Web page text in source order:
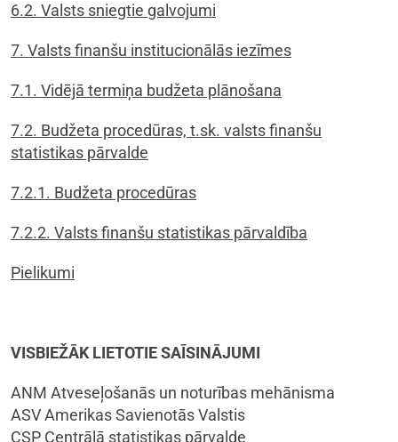
6.2. Valsts sniegtie galvojumi
7. Valsts finanšu institucionālās iezīmes
7.1. Vidējā termiņa budžeta plānošana
7.2. Budžeta procedūras, t.sk. valsts finanšu
statistikas pārvalde
7.2.1. Budžeta procedūras
7.2.2. Valsts finanšu statistikas pārvaldība
Pielikumi
VISBIEŽĀK LIETOTIE SAĪSINĀJUMI
ANM Atveseļošanās un noturības mehānisma
ASV Amerikas Savienotās Valstis
CSP Centrālā statistikas pārvalde